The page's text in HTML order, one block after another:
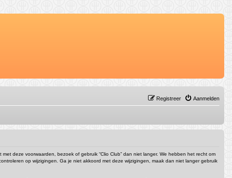
Aanmelden
Registreer
met deze voorwaarden, bezoek of gebruik “Clio Club” dan niet langer. We hebben het recht om
op wijzigingen. Ga je niet akkoord met deze wijzigingen, maak dan niet langer gebruik